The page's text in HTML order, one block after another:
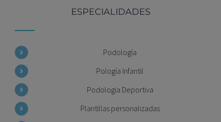
ESPECIALIDADES
Podología
Pología Infantil
Podologia Deportiva
Plantillas personalizadas